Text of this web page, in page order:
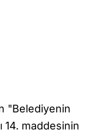
"Belediyenin
14. maddesinin